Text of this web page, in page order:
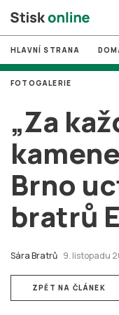
# MUNI
Brno
# volby
login PŘIHLÁSIT SE
Zapomněli jste heslo?
HLAVNÍ STRANA
„Za
Brno
bratrů
Sára Bratrů 9. listopadu
FOTOGALERIE
ZPĚT NA ČLÁNEK